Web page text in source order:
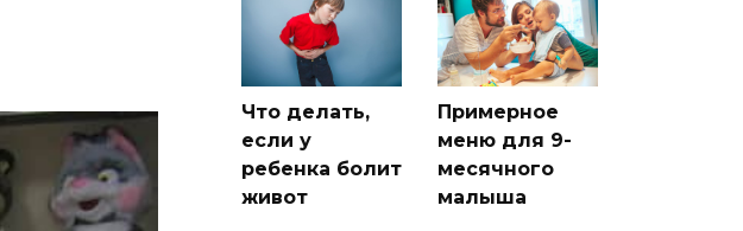
Что делать,
если у
ребенка болит
живот
Примерное
меню для 9-
месячного
малыша